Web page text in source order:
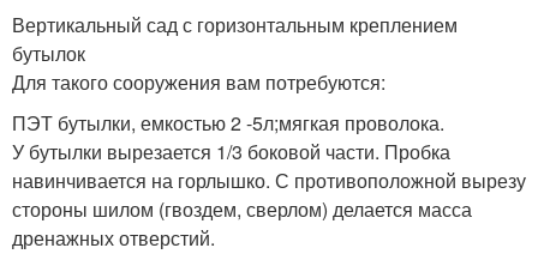
Вертикальный сад с горизонтальным креплением
бутылок
Для такого сооружения вам потребуются:
ПЭТ бутылки, емкостью 2 -5л;мягкая проволока.
У бутылки вырезается 1/3 боковой части. Пробка
навинчивается на горлышко. С противоположной вырезу
стороны шилом (гвоздем, сверлом) делается масса
дренажных отверстий.